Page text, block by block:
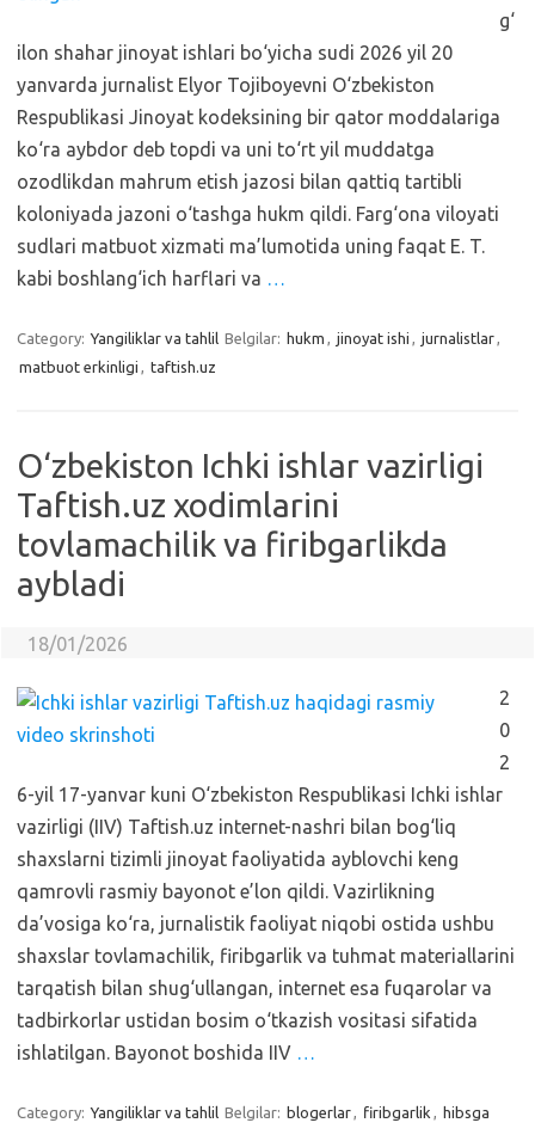
g‘
ilon shahar jinoyat ishlari bo‘yicha sudi 2026 yil 20
yanvarda jurnalist Elyor Tojiboyevni O‘zbekiston
Respublikasi Jinoyat kodeksining bir qator moddalariga
ko‘ra aybdor deb topdi va uni to‘rt yil muddatga
ozodlikdan mahrum etish jazosi bilan qattiq tartibli
koloniyada jazoni o‘tashga hukm qildi. Farg‘ona viloyati
sudlari matbuot xizmati ma’lumotida uning faqat E. T.
kabi boshlang‘ich harflari va …
Category: Yangiliklar va tahlil Belgilar: hukm , jinoyat ishi , jurnalistlar,
matbuot erkinligi , taftish.uz
O‘zbekiston Ichki ishlar vazirligi
Taftish.uz xodimlarini
tovlamachilik va firibgarlikda
aybladi
18/01/2026
2
0
2
6-yil 17-yanvar kuni O‘zbekiston Respublikasi Ichki ishlar
vazirligi (IIV) Taftish.uz internet-nashri bilan bog‘liq
shaxslarni tizimli jinoyat faoliyatida ayblovchi keng
qamrovli rasmiy bayonot e’lon qildi. Vazirlikning
da’vosiga ko‘ra, jurnalistik faoliyat niqobi ostida ushbu
shaxslar tovlamachilik, firibgarlik va tuhmat materiallarini
tarqatish bilan shug‘ullangan, internet esa fuqarolar va
tadbirkorlar ustidan bosim o‘tkazish vositasi sifatida
ishlatilgan. Bayonot boshida IIV …
Category: Yangiliklar va tahlil Belgilar: blogerlar, firibgarlik , hibsga